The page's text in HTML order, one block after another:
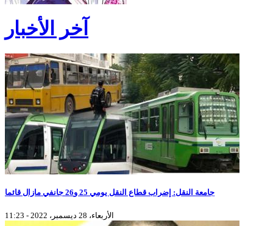
آخر الأخبار
جامعة النقل: إضراب قطاع النقل يومي 25 و26 جانفي مازال قائما
الأربعاء، 28 ديسمبر، 2022 - 11:23